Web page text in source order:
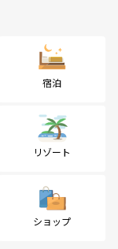
宿泊
リゾート
ショップ